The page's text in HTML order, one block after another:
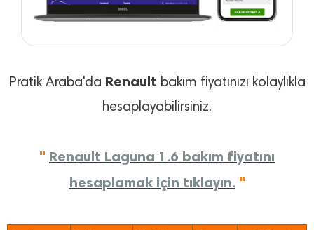
Pratik Araba'da Renaultbakım fiyatınızı kolaylıkla
hesaplayabilirsiniz.
" Renault Laguna 1.6 bakım fiyatını
hesaplamak için tıklayın. "